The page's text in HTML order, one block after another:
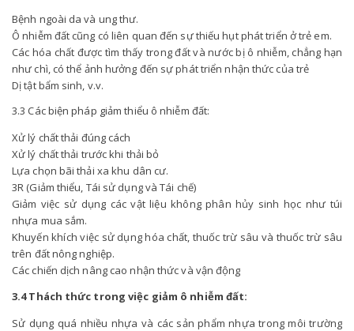
Bệnh ngoài da và ung thư.
Ô nhiễm đất cũng có liên quan đến sự thiếu hụt phát triển ở trẻ em.
Các hóa chất được tìm thấy trong đất và nước bị ô nhiễm, chẳng hạn
như chì, có thể ảnh hưởng đến sự phát triển nhận thức của trẻ
Dị tật bẩm sinh, v.v.
3.3 Các biện pháp giảm thiểu ô nhiễm đất:
Xử lý chất thải đúng cách
Xử lý chất thải trước khi thải bỏ
Lựa chọn bãi thải xa khu dân cư.
3R (Giảm thiểu, Tái sử dụng và Tái chế)
Giảm việc sử dụng các vật liệu không phân hủy sinh học như túi
nhựa mua sắm.
Khuyến khích việc sử dụng hóa chất, thuốc trừ sâu và thuốc trừ sâu
trên đất nông nghiệp.
Các chiến dịch nâng cao nhận thức và vận động
3.4 Thách thức trong việc giảm ô nhiễm đất:
Sử dụng quá nhiều nhựa và các sản phẩm nhựa trong môi trường